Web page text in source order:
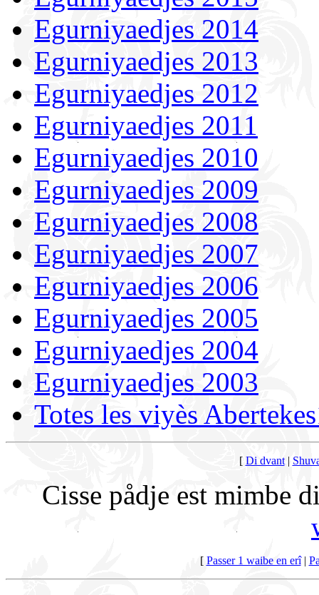
Egurniyaedjes 2014
Egurniyaedjes 2013
Egurniyaedjes 2012
Egurniyaedjes 2011
Egurniyaedjes 2010
Egurniyaedjes 2009
Egurniyaedjes 2008
Egurniyaedjes 2007
Egurniyaedjes 2006
Egurniyaedjes 2005
Egurniyaedjes 2004
Egurniyaedjes 2003
Totes les viyès
[ Di dvant|
Cisse pådje est mimbe
[ Passer 1 waibe en erî|